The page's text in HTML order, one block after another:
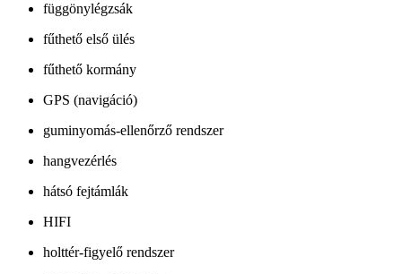
függönylégzsák
fűthető első ülés
fűthető kormány
GPS (navigáció)
guminyomás-ellenőrző rendszer
hangvezérlés
hátsó fejtámlák
HIFI
holttér-figyelő rendszer